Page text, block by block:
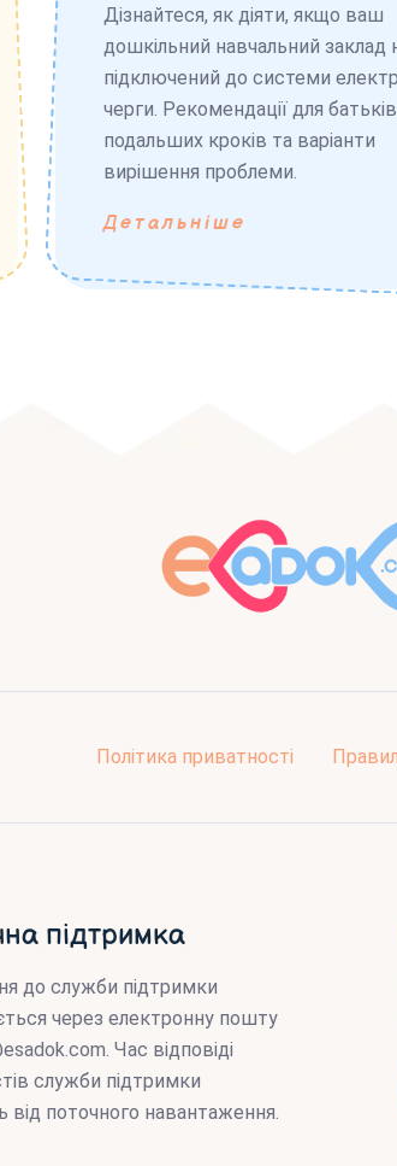
Дізнайтеся, як діяти, якщо ваш
дошкільний навчальний заклад
підключений до системи
черги. Рекомендації для
подальших кроків та варіанти
вирішення проблеми.
Детальніше
Політика приватності
підтримка
до служби підтримки
через електронну пошту
. Час відповіді
служби підтримки
від поточного навантаження.